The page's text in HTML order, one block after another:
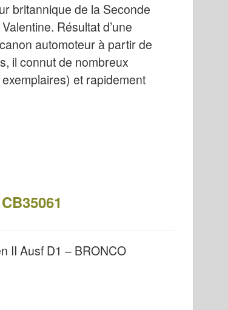
britannique de la Seconde
Résultat d’une
automoteur à partir de
il connut de nombreux
et rapidement
II Ausf D1 – BRONCO